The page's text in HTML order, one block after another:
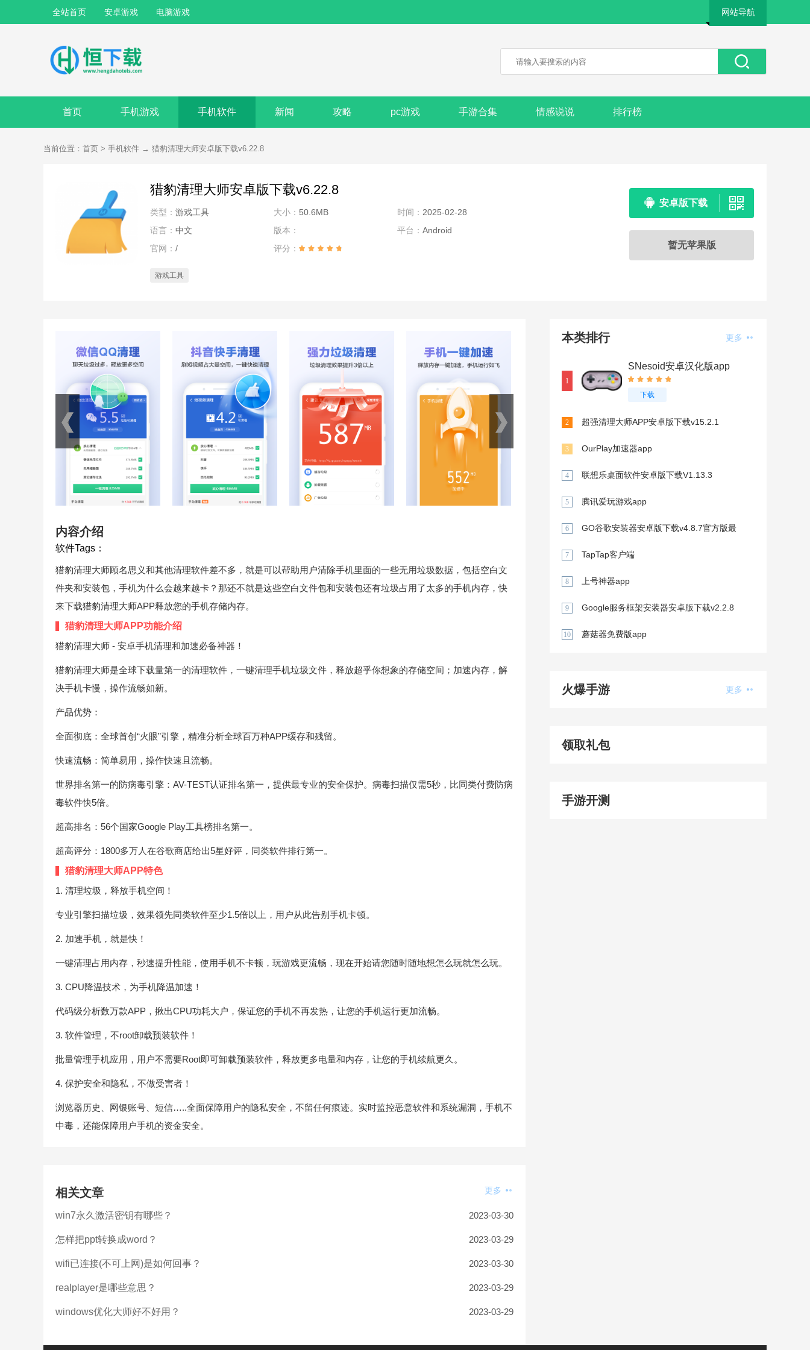
全站首页 安卓游戏 电脑游戏 网站导航
首页 手机游戏 手机软件 新闻 攻略 pc游戏 手游合集 情感说说 排行榜
当前位置： 首页 > 手机软件 → 猎豹清理大师安卓版下载v6.22.8
猎豹清理大师安卓版下载v6.22.8
类型： 游戏工具 大小： 50.6MB 时间： 2025-02-28
语言： 中文 版本： 平台： Android
官网： / 评分：
游戏工具
安卓版下载
暂无苹果版
内容介绍
软件Tags：
猎豹清理大师顾名思义和其他清理软件差不多，就是可以帮助用户清除手机里面的一些无用垃圾数据，包括空白文
件夹和安装包，手机为什么会越来越卡？那还不就是这些空白文件包和安装包还有垃圾占用了太多的手机内存，快
来下载猎豹清理大师APP释放您的手机存储内存。
猎豹清理大师APP功能介绍
猎豹清理大师 - 安卓手机清理和加速必备神器！
猎豹清理大师是全球下载量第一的清理软件，一键清理手机垃圾文件，释放超乎你想象的存储空间；加速内存，解
决手机卡慢，操作流畅如新。
产品优势：
全面彻底：全球首创“火眼”引擎，精准分析全球百万种APP缓存和残留。
快速流畅：简单易用，操作快速且流畅。
世界排名第一的防病毒引擎：AV-TEST认证排名第一，提供最专业的安全保护。病毒扫描仅需5秒，比同类付费防病
毒软件快5倍。
超高排名：56个国家Google Play工具榜排名第一。
超高评分：1800多万人在谷歌商店给出5星好评，同类软件排行第一。
猎豹清理大师APP特色
1. 清理垃圾，释放手机空间！
专业引擎扫描垃圾，效果领先同类软件至少1.5倍以上，用户从此告别手机卡顿。
2. 加速手机，就是快！
一键清理占用内存，秒速提升性能，使用手机不卡顿，玩游戏更流畅，现在开始请您随时随地想怎么玩就怎么玩。
3. CPU降温技术，为手机降温加速！
代码级分析数万款APP，揪出CPU功耗大户，保证您的手机不再发热，让您的手机运行更加流畅。
3. 软件管理，不root卸载预装软件！
批量管理手机应用，用户不需要Root即可卸载预装软件，释放更多电量和内存，让您的手机续航更久。
4. 保护安全和隐私，不做受害者！
浏览器历史、网银账号、短信…..全面保障用户的隐私安全，不留任何痕迹。实时监控恶意软件和系统漏洞，手机不
中毒，还能保障用户手机的资金安全。
相关文章 更多
win7永久激活密钥有哪些？ 2023-03-30
怎样把ppt转换成word？ 2023-03-29
wifi已连接(不可上网)是如何回事？ 2023-03-30
realplayer是哪些意思？ 2023-03-29
windows优化大师好不好用？ 2023-03-29
本类排行 更多
1
SNesoid安卓汉化版app
下载
2 超强清理大师APP安卓版下载v15.2.1
3 OurPlay加速器app
4 联想乐桌面软件安卓版下载V1.13.3
5 腾讯爱玩游戏app
6
GO谷歌安装器安卓版下载v4.8.7官方版最
7 TapTap客户端
8 上号神器app
9 Google服务框架安装器安卓版下载v2.2.8
10 蘑菇器免费版app
火爆手游 更多
领取礼包
手游开测